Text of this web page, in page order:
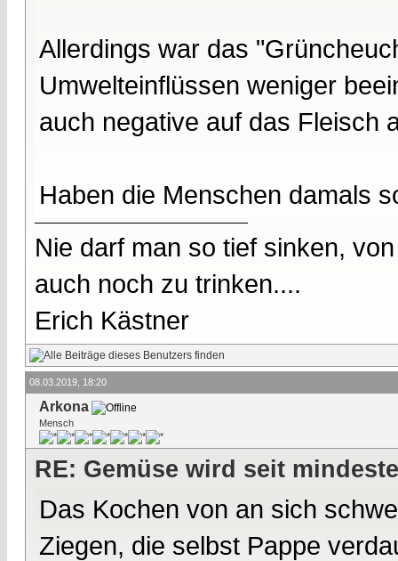
Allerdings war das
Umwelteinflüssen weniger
auch negative auf das Fleisch
Haben die Menschen damals
Nie darf man so tief sinken,
auch noch zu trinken....
Erich Kästner
08.03.2019, 18:20
Arkona
Mensch
RE: Gemüse wird seit
Das Kochen von an sich
Ziegen, die selbst Pappe